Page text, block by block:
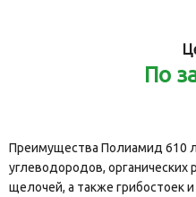
По
Преимущества Полиамид 610
углеводородов, органических
щелочей, а также грибостоек